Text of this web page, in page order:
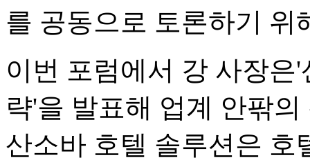
를 공동으로 토론하기 위
이번 포럼에서 강 사장은
략'을 발표해 업계 안팎
산소바 호텔 솔루션은 호